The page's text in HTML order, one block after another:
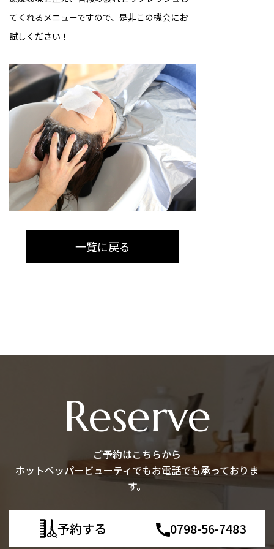
てくれるメニューですので、是非この機会にお
試しください！
一覧に戻る
Reserve
ご予約はこちらから
ホットペッパービューティでもお電話でも承っておりま
す。
予約する 0798-56-7483